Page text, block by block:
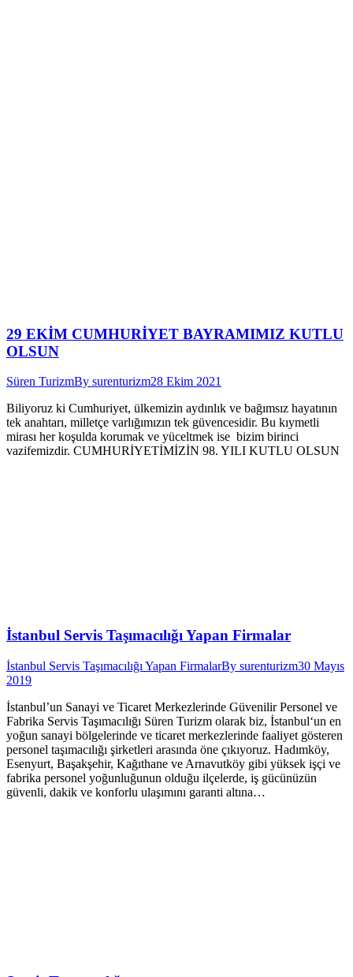
29 EKİM CUMHURİYET BAYRAMIMIZ KUTLU
OLSUN
Süren TurizmBy surenturizm28 Ekim 2021
Biliyoruz ki Cumhuriyet, ülkemizin aydınlık ve bağımsız hayatının
tek anahtarı, milletçe varlığımızın tek güvencesidir. Bu kıymetli
mirası her koşulda korumak ve yüceltmek ise bizim birinci
vazifemizdir. CUMHURİYETİMİZİN 98. YILI KUTLU OLSUN
İstanbul Servis Taşımacılığı Yapan Firmalar
İstanbul Servis Taşımacılığı Yapan FirmalarBy surenturizm30 Mayıs
2019
İstanbul’un Sanayi ve Ticaret Merkezlerinde Güvenilir Personel ve
Fabrika Servis Taşımacılığı Süren Turizm olarak biz, İstanbul‘un en
yoğun sanayi bölgelerinde ve ticaret merkezlerinde faaliyet gösteren
personel taşımacılığı şirketleri arasında öne çıkıyoruz. Hadımköy,
Esenyurt, Başakşehir, Kağıthane ve Arnavutköy gibi yüksek işçi ve
fabrika personel yoğunluğunun olduğu ilçelerde, iş gücünüzün
güvenli, dakik ve konforlu ulaşımını garanti altına…